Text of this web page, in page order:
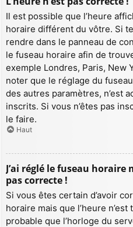
Il est possible que l’heure
horaire différent du vôtre. Si
rendre dans le panneau de
le fuseau horaire afin de
exemple Londres, Paris, New
noter que le réglage du
des autres paramètres, n’est
inscrits. Si vous n’êtes pas
le faire.
Haut
J’ai réglé le fuseau horaire
pas correcte !
Si vous êtes certain d’avoir
horaire mais que l’heure
probable que l’horloge du